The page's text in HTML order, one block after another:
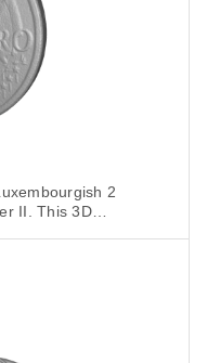
2
II. This 3D